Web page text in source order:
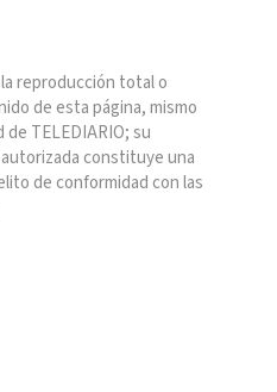
reproducción total o
de esta página, mismo
TELEDIARIO; su
constituye una
de conformidad con las